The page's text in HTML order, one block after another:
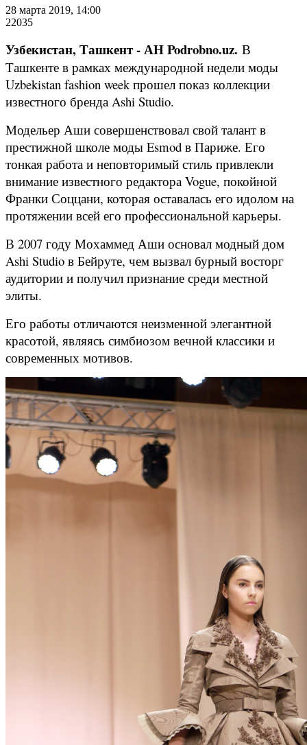
28 марта 2019, 14:00
22035
Узбекистан, Ташкент - АН Podrobno.uz. В
Ташкенте в рамках международной недели моды
Uzbekistan fashion week прошел показ коллекции
известного бренда Ashi Studio.
Модельер Аши совершенствовал свой талант в
престижной школе моды Esmod в Париже. Его
тонкая работа и неповторимый стиль привлекли
внимание известного редактора Vogue, покойной
Франки Соццани, которая оставалась его идолом на
протяжении всей его профессиональной карьеры.
В 2007 году Мохаммед Аши основал модный дом
Ashi Studio в Бейруте, чем вызвал бурный восторг
аудитории и получил признание среди местной
элиты.
Его работы отличаются неизменной элегантной
красотой, являясь симбиозом вечной классики и
современных мотивов.